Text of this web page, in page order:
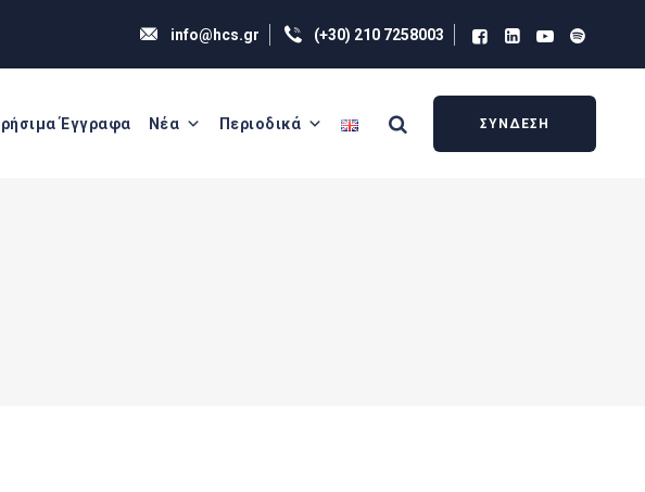
info@hcs.gr (+30) 210 7258003
Έγγραφα Νέα Περιοδικά ΣΥΝΔΕΣΗ